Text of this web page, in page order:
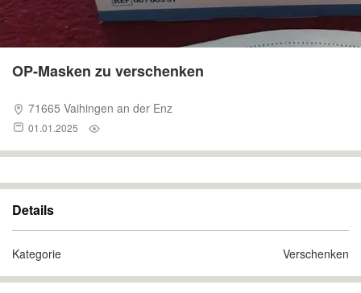
OP-Masken zu verschenken
71665 Vaihingen an der Enz
01.01.2025
Details
Kategorie Verschenken